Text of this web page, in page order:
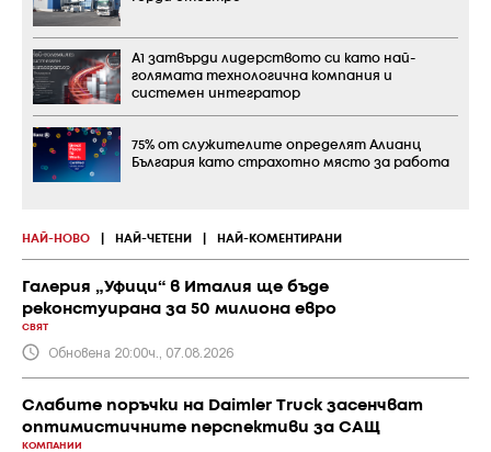
НАЙ-НОВО НАЙ-ЧЕТЕНИ НАЙ-КОМЕНТИРАНИ
Галерия „Уфици“ в Италия ще бъде
реконстуирана за 50 милиона евро
СВЯТ
Обновена 20:00ч., 07.08.2026
Слабите поръчки на Daimler Truck засенчват
оптимистичните перспективи за САЩ
КОМПАНИИ
А1 затвърди лидерството си като най-
голямата технологична компания и
системен интегратор
75% от служителите определят Алианц
България като страхотно място за работа